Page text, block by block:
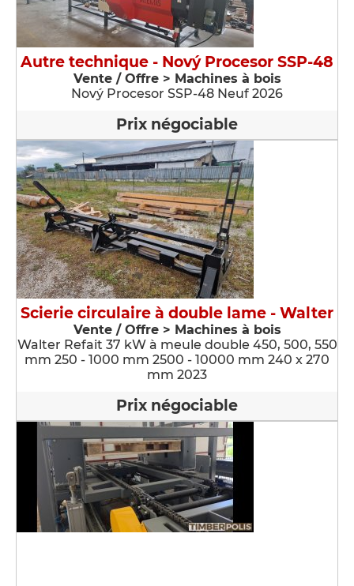
Autre technique - Nový Procesor SSP-48
Vente / Offre > Machines à bois
Nový Procesor SSP-48 Neuf 2026
Prix négociable
Scierie circulaire à double lame - Walter
Vente / Offre > Machines à bois
Walter Refait 37 kW à meule double 450, 500, 550
mm 250 - 1000 mm 2500 - 10000 mm 240 x 270
mm 2023
Prix négociable